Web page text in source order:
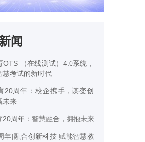
闻
OTS （在线测试）4.0系统，
慧考试的新时代
20周年：校企携手，谋变创
未来
20周年：智慧融合，拥抱未来
年|融合创新科技 赋能智慧教